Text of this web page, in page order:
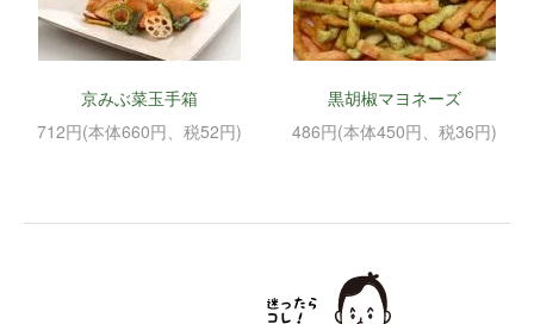
京みぶ菜玉手箱
712円(本体660円、税52円)
黒胡椒マヨネーズ
486円(本体450円、税36円)